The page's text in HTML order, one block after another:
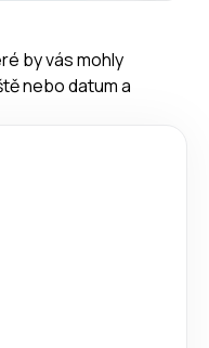
by vás mohly
nebo datum a